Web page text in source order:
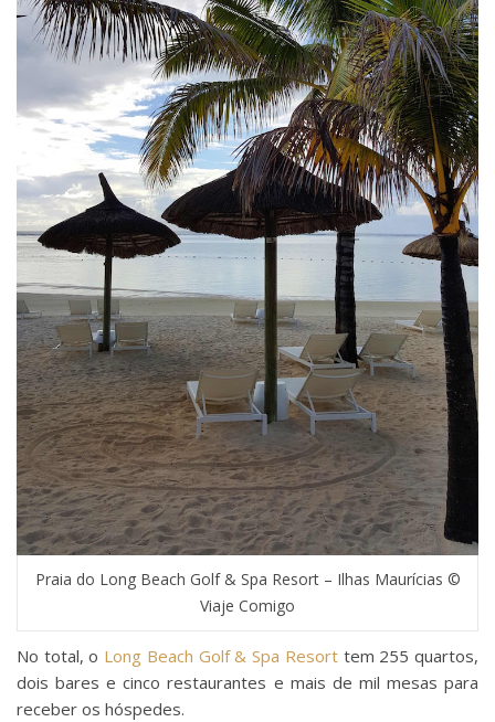
Praia do Long Beach Golf & Spa Resort – Ilhas Maurícias ©
Viaje Comigo
No total, o Long Beach Golf & Spa Resorttem 255 quartos,
dois bares e cinco restaurantes e mais de mil mesas para
receber os hóspedes.